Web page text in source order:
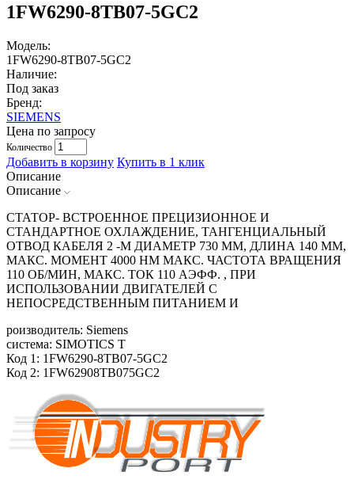
1FW6290-8TB07-5GC2
Модель:
1FW6290-8TB07-5GC2
Наличие:
Под заказ
Бренд:
SIEMENS
Цена по запросу
Количество
Добавить в корзину Купить в 1 клик
Описание
Описание
СТАТОР- ВСТРОЕННОЕ ПРЕЦИЗИОННОЕ И
СТАНДАРТНОЕ ОХЛАЖДЕНИЕ, ТАНГЕНЦИАЛЬНЫЙ
ОТВОД КАБЕЛЯ 2 -М ДИАМЕТР 730 ММ, ДЛИНА 140 ММ,
МАКС. МОМЕНТ 4000 HM МАКС. ЧАСТОТА ВРАЩЕНИЯ
110 ОБ/МИН, МАКС. ТОК 110 АЭФФ. , ПРИ
ИСПОЛЬЗОВАНИИ ДВИГАТЕЛЕЙ С
НЕПОСРЕДСТВЕННЫМ ПИТАНИЕМ И
роизводитель: Siemens
система: SIMOTICS T
Код 1: 1FW6290-8TB07-5GC2
Код 2: 1FW62908TB075GC2